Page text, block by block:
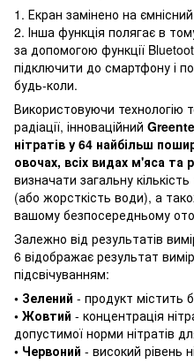
1. Екран замінено на
2. Інша функція полягає в
за допомогою функції
підключити до смартфону і
будь-коли.
Використовуючи технологію
радіації, інноваційний
нітратів у 64 найбільш
овочах, всіх видах м'яса та
визначати загальну
(або жорсткість води), а
вашому безпосередньому
Залежно від результатів
6 відображає результат
підсвічуванням:
• Зелений - продукт містить
• Жовтий - концентрація
допустимої норми нітратів
• Червоний - високий рівень